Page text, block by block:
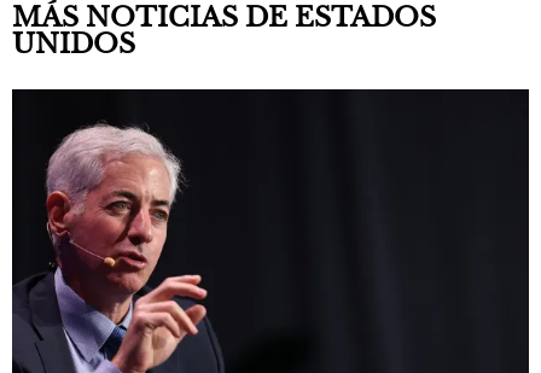
MÁS NOTICIAS DE ESTADOS
UNIDOS